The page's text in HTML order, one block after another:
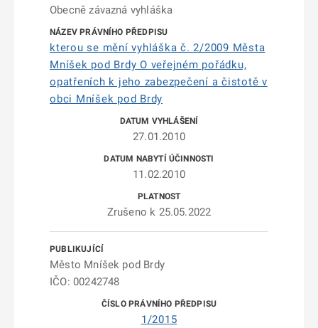
Obecně závazná vyhláška
kterou se mění vyhláška č. 2/2009 Města
Mníšek pod Brdy O veřejném pořádku,
opatřeních k jeho zabezpečení a čistotě v
obci Mníšek pod Brdy
27.01.2010
11.02.2010
Zrušeno k 25.05.2022
Město Mníšek pod Brdy
IČO: 00242748
1/2015